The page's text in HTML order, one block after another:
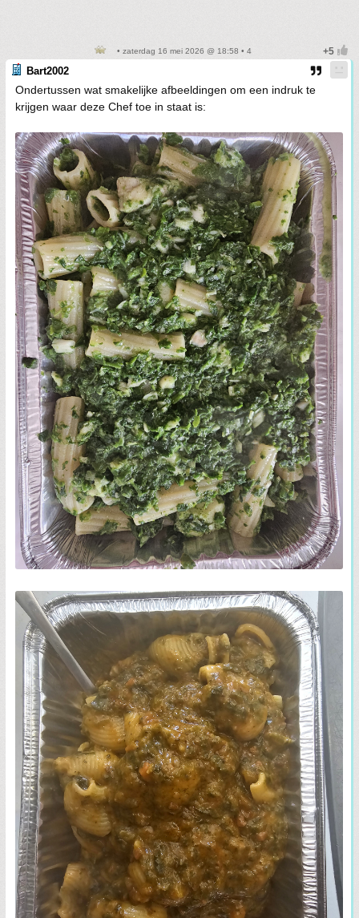
• zaterdag 16 mei 2026 @ 18:58 • 4
Bart2002
Ondertussen wat smakelijke afbeeldingen om een indruk te
krijgen waar deze Chef toe in staat is: